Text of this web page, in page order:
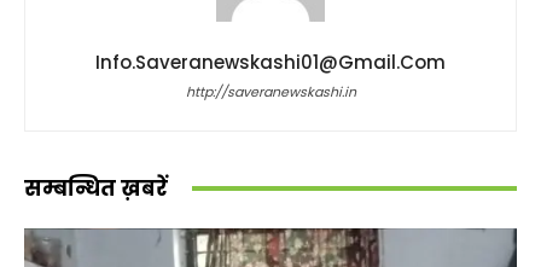
Info.saveranewskashi01@gmail.com
http://saveranewskashi.in
सम्बन्धित ख़बरें